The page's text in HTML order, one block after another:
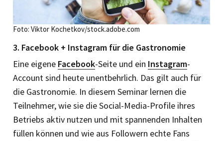
Foto: Viktor Kochetkov/stock.adobe.com
3. Facebook + Instagram für die Gastronomie
Eine eigene Facebook-Seite und ein Instagram-
Account sind heute unentbehrlich. Das gilt auch für
die Gastronomie. In diesem Seminar lernen die
Teilnehmer, wie sie die Social-Media-Profile ihres
Betriebs aktiv nutzen und mit spannenden Inhalten
füllen können und wie aus Followern echte Fans